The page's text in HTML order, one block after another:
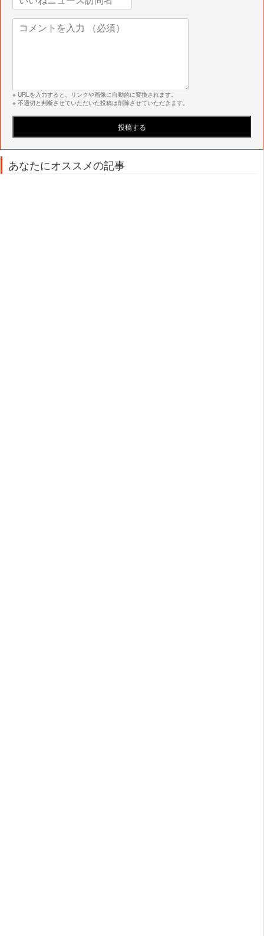
※ URLを入力すると、リンクや画像に自動的に変換されます。
※ 不適切と判断させていただいた投稿は削除させていただきます。
あなたにオススメの記事